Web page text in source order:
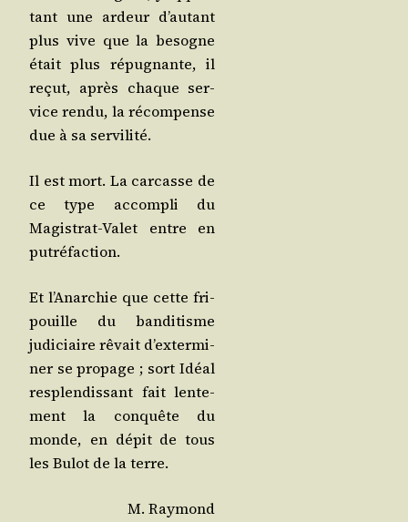
tant une ardeur d’au­tant
plus vive que la besogne
était plus répu­gnante, il
reçut, après chaque ser­
vice ren­du, la récom­pense
due à sa servilité.
Il est mort. La car­casse de
ce type accom­pli du
Magis­trat-Valet entre en
putréfaction.
Et l’A­nar­chie que cette fri­
pouille du ban­di­tisme
judi­ciaire rêvait d’ex­ter­mi­
ner se pro­page ; sort Idéal
res­plen­dis­sant fait len­te­
ment la conquête du
monde, en dépit de tous
les Bulot de la terre.
M. Ray­mond